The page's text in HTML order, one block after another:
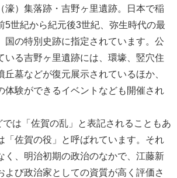
濠）集落跡・吉野ヶ里遺跡。日本で稲
5世紀から紀元後3世紀、弥生時代の最
国の特別史跡に指定されています。公
いる吉野ヶ里遺跡には、環壕、竪穴住
丘墓などが復元展示されているほか、
体験ができるイベントなども開催され
は「佐賀の乱」と表記されることもあ
「佐賀の役」と呼ばれています。それ
く、明治初期の政治のなかで、江藤新
よび政治家としての資質が高く評価さ